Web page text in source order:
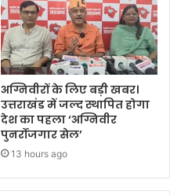
अग्निवीरों के लिए बड़ी खबर।
उत्तराखंड में जल्द स्थापित होगा
देश का पहला ‘अग्निवीर
पुनर्रोजगार सेल’
13 hours ago